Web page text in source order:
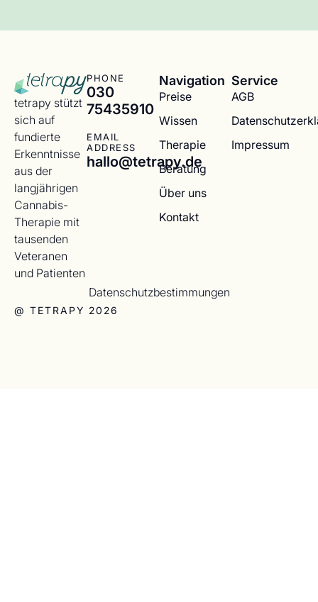
tetrapy stützt
sich auf
fundierte
Erkenntnisse
aus der
langjährigen
Cannabis-
Therapie mit
tausenden
Veteranen
und Patienten
PHONE
030
75435910
EMAIL
ADDRESS
hallo@tetrapy.de
Navigation
Preise
Wissen
Therapie
Beratung
Über uns
Kontakt
Service
AGB
Impressum
@ TETRAPY 2026
Datenschutzbestimmungen